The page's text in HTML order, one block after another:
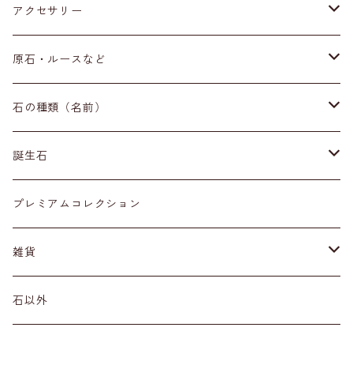
アクセサリー
ブレスレット
イヤリング・ピアス
ネックレス・ペンダントトップ
リング
材質
プラチナ
その他アクセサリー
原石・ルースなど
原石
丸玉
標本
磨き石
ルース
石の種類（名前）
ア行
アイオライト
アクアマリン
カ行
カーネリアン
カイヤナイト
サ行
サファイア
タ行
誕生石
１月
２月
３月
プレミアムコレクション
雑貨
天然石雑貨
石以外